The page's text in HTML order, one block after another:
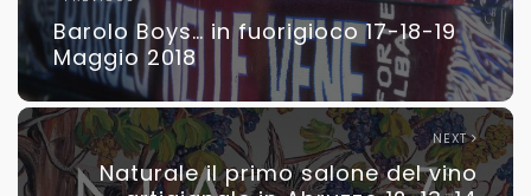
Barolo Boys… in fuorigioco 17-18-19
Maggio 2018
NEXT
Naturale il primo salone del vino